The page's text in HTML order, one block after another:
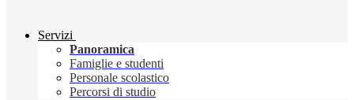
Servizi
Panoramica
Famiglie e studenti
Personale scolastico
Percorsi di studio